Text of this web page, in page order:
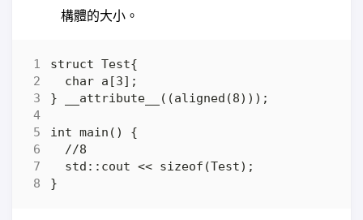
構體的大小。